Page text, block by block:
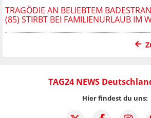
TRAGÖDIE AN BELIEBTEM
(85) STIRBT BEI FAMILIENURLAUB IM
TAG24 NEWS
Hier findest du uns: